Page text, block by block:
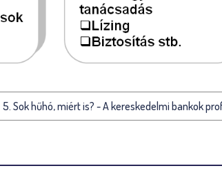
5. Sok hűhó, miért is? - A kereskedelmi bankok